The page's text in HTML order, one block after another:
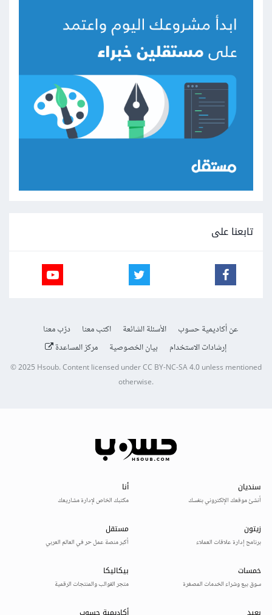
تابعنا على
عن أكاديمية حسوب الأسئلة الشائعة اكتب معنا
درّب معنا
إرشادات الاستخدام
بيان الخصوصية مركز المساعدة
© 2025Hsoub.Content licensed underCC BY-NC-SA 4.0unless mentioned
otherwise.